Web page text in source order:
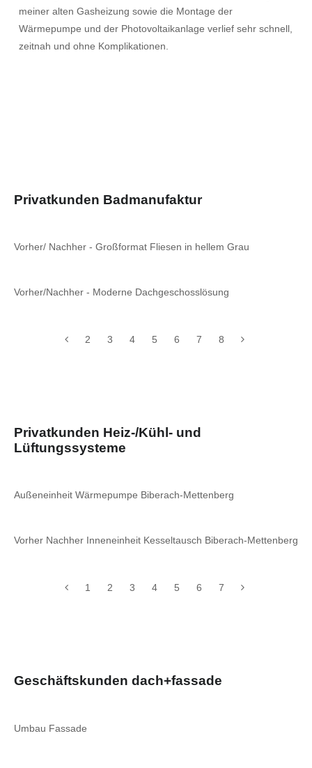
meiner alten Gasheizung sowie die Montage der
Wärmepumpe und der Photovoltaikanlage verlief sehr schnell,
zeitnah und ohne Komplikationen.
Privatkunden Badmanufaktur
Vorher/ Nachher - Großformat Fliesen in hellem Grau
Vorher/Nachher - Moderne Dachgeschosslösung
2 3 4 5 6 7 8
Privatkunden Heiz-/Kühl- und
Lüftungssysteme
Außeneinheit Wärmepumpe Biberach-Mettenberg
Vorher Nachher Inneneinheit Kesseltausch Biberach-Mettenberg
1 2 3 4 5 6 7
Geschäftskunden dach+fassade
Umbau Fassade